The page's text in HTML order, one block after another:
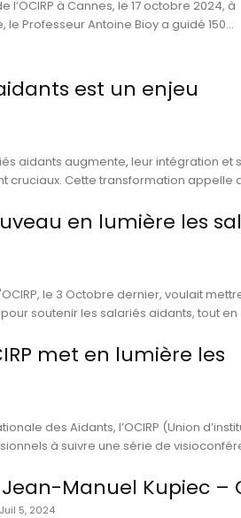
à Cannes, le 17 octobre 2024, à
le Professeur Antoine Bioy a guidé 150...
est un enjeu
aidants augmente, leur intégration et
cruciaux. Cette transformation appelle
en lumière les
le 3 Octobre dernier, voulait
soutenir les salariés aidants, tout en
met en lumière les
des Aidants, l’OCIRP (Union
à suivre une série de
Manuel Kupiec –
Juil 5, 2024